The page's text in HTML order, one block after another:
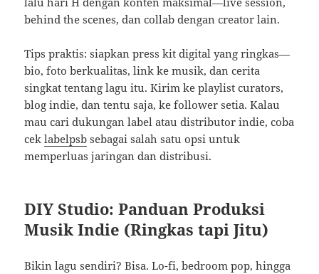
behind the scenes, dan collab dengan creator lain.
Tips praktis: siapkan press kit digital yang ringkas—
bio, foto berkualitas, link ke musik, dan cerita
singkat tentang lagu itu. Kirim ke playlist curators,
blog indie, dan tentu saja, ke follower setia. Kalau
mau cari dukungan label atau distributor indie, coba
ceklabelpsb sebagai salah satu opsi untuk
memperluas jaringan dan distribusi.
DIY Studio: Panduan Produksi
Musik Indie (Ringkas tapi Jitu)
Bikin lagu sendiri? Bisa. Lo-fi, bedroom pop, hingga